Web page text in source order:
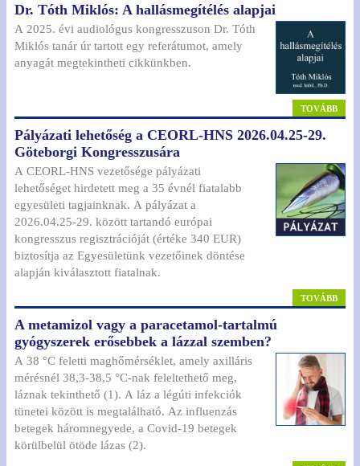
Dr. Tóth Miklós: A hallásmegítélés alapjai
A 2025. évi audiológus kongresszuson Dr. Tóth
Miklós tanár úr tartott egy referátumot, amely
anyagát megtekintheti cikkünkben.
TOVÁBB
Pályázati lehetőség a CEORL-HNS 2026.04.25-29.
Göteborgi Kongresszusára
A CEORL-HNS vezetősége pályázati
lehetőséget hirdetett meg a 35 évnél fiatalabb
egyesületi tagjainknak. A pályázat a
2026.04.25-29. között tartandó európai
kongresszus regisztrációját (értéke 340 EUR)
biztosítja az Egyesületünk vezetőinek döntése
alapján kiválasztott fiatalnak.
TOVÁBB
A metamizol vagy a paracetamol-tartalmú
gyógyszerek erősebbek a lázzal szemben?
A 38 °C feletti maghőmérséklet, amely axilláris
mérésnél 38,3-38,5 °C-nak feleltethető meg,
láznak tekinthető (1). A láz a légúti infekciók
tünetei között is megtalálható. Az influenzás
betegek háromnegyede, a Covid-19 betegek
körülbelül ötöde lázas (2).